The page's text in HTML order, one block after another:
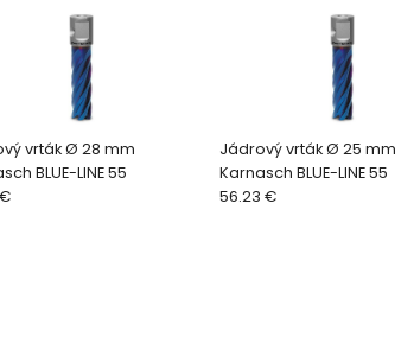
vrták Ø 28 mm
BLUE-LINE 55
Jádrový vrták Ø 25 mm
Karnasch BLUE-LINE 55
56.23 €